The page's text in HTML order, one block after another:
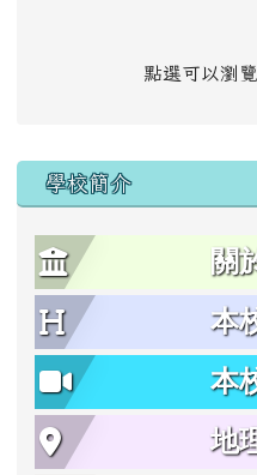
點選可以瀏
學校簡介
關
本
本
地